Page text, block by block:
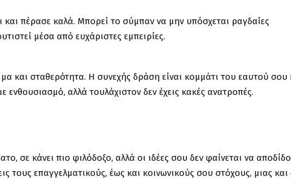
και πέρασε καλά. Μπορεί το σύμπαν να μην υπόσχεται ραγδαίες
μέσα από ευχάριστες εμπειρίες.
και σταθερότητα. Η συνεχής δράση είναι κομμάτι του εαυτού σου
αλλά τουλάχιστον δεν έχεις κακές ανατροπές.
σε κάνει πιο φιλόδοξο, αλλά οι ιδέες σου δεν φαίνεται να
τους επαγγελματικούς, έως και κοινωνικούς σου στόχους, μιας και